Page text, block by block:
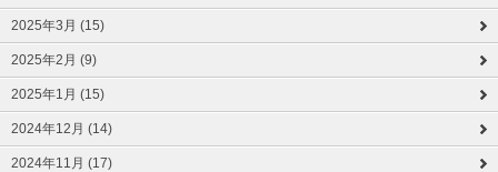
2025年3月 (15)
2025年2月 (9)
2025年1月 (15)
2024年12月 (14)
2024年11月 (17)